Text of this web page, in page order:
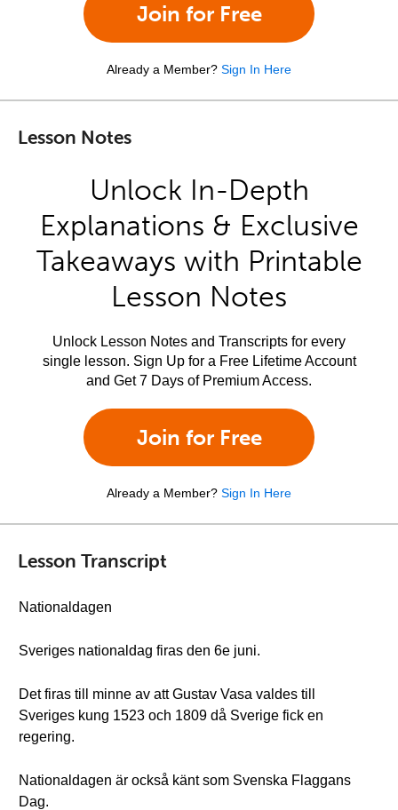
Join for Free
Already a Member? Sign In Here
Lesson Notes
Unlock In-Depth
Explanations & Exclusive
Takeaways with Printable
Lesson Notes
Unlock Lesson Notes and Transcripts for every
single lesson. Sign Up for a Free Lifetime Account
and Get 7 Days of Premium Access.
Join for Free
Already a Member? Sign In Here
Lesson Transcript
Nationaldagen
Sveriges nationaldag firas den 6e juni.
Det firas till minne av att Gustav Vasa valdes till
Sveriges kung 1523 och 1809 då Sverige fick en
regering.
Nationaldagen är också känt som Svenska Flaggans
Dag.